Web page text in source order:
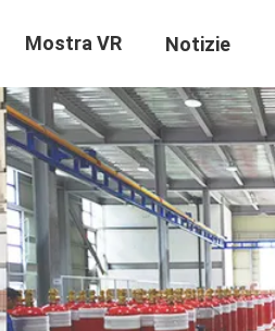
Mostra VR Notizie